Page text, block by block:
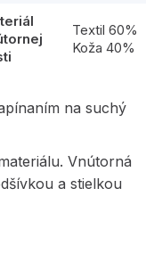
Textil 60%
Koža 40%
na suchý
Vnútorná
a stielkou